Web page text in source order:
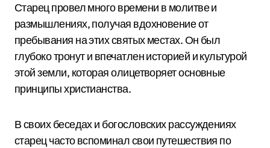
Старец провел много времени в молитве и
размышлениях, получая вдохновение от
пребывания на этих святых местах. Он был
глубоко тронут и впечатлен историей и культурой
этой земли, которая олицетворяет основные
принципы христианства.
В своих беседах и богословских рассуждениях
старец часто вспоминал свои путешествия по